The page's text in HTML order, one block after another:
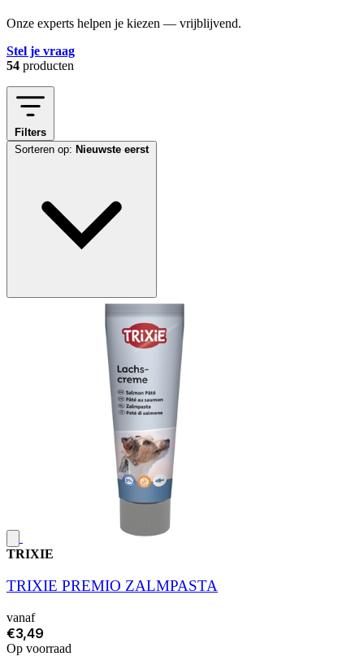
Onze experts helpen je kiezen — vrijblijvend.
Stel je vraag
54 producten
Filters
Sorteren op: Nieuwste eerst
TRIXIE
TRIXIE PREMIO ZALMPASTA
vanaf
€3,49
Op voorraad